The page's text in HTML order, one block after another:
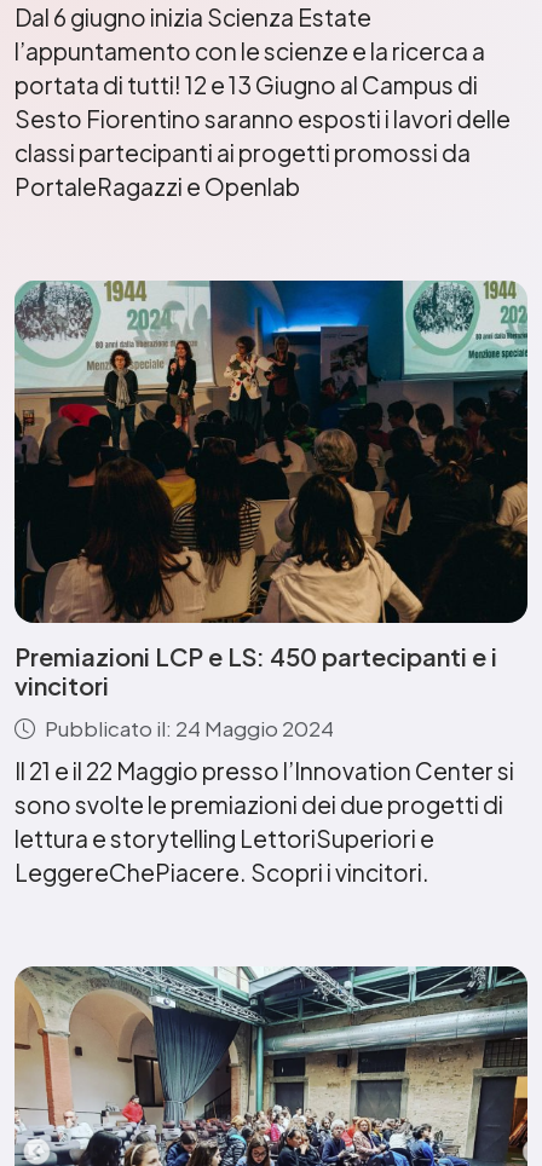
Dal 6 giugno inizia Scienza Estate
l’appuntamento con le scienze e la ricerca a
portata di tutti! 12 e 13 Giugno al Campus di
Sesto Fiorentino saranno esposti i lavori delle
classi partecipanti ai progetti promossi da
PortaleRagazzi e Openlab
Premiazioni LCP e LS: 450 partecipanti e i
vincitori
Pubblicato il: 24 Maggio 2024
Il 21 e il 22 Maggio presso l’Innovation Center si
sono svolte le premiazioni dei due progetti di
lettura e storytelling LettoriSuperiori e
LeggereChePiacere. Scopri i vincitori.